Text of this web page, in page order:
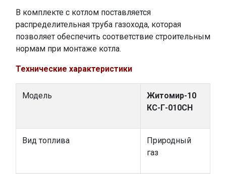
В комплекте с котлом поставляется
распределительная труба газохода, которая
позволяет обеспечить соответствие строительным
нормам при монтаже котла.
Технические характеристики
Модель
Житомир-10
КС-Г-010СН
Вид топлива
Природный
газ